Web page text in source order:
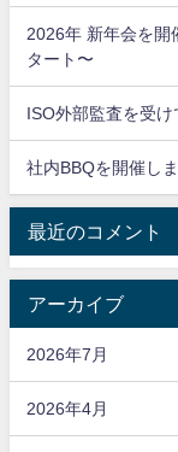
2026年 新年会を開
タート〜
ISO外部監査を受
社内BBQを開催し
最近のコメント
アーカイブ
2026年7月
2026年4月